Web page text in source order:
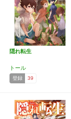
隠れ転生
トール
登録 39